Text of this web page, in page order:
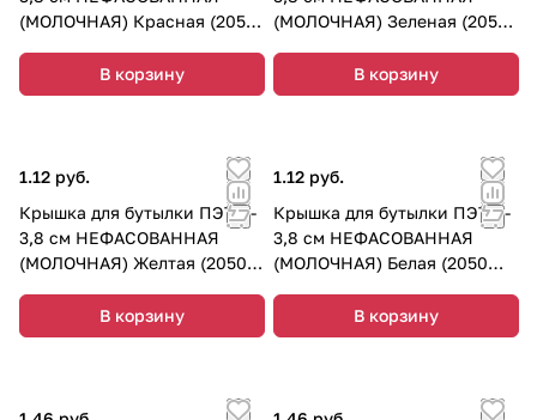
(МОЛОЧНАЯ) Красная (2050
В корзину
(МОЛОЧНАЯ) Зеленая (2050
В корзину
1.12 руб.
Крышка для бутылки ПЭТ d-
3,8 см НЕФАСОВАННАЯ
(МОЛОЧНАЯ) Желтая (2050
В корзину
1.12 руб.
Крышка для бутылки ПЭТ d-
3,8 см НЕФАСОВАННАЯ
(МОЛОЧНАЯ) Белая (2050
В корзину